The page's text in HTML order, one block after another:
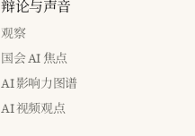
辩论与声音
观察
国会 AI 焦点
AI 影响力图谱
AI 视频观点